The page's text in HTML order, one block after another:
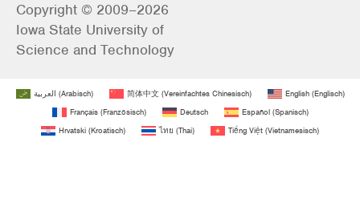
Copyright © 2009–2026
Iowa State University of
Science and Technology
العربية (Arabisch) 简体中文(Vereinfachtes Chinesisch) English(Englisch)
Français(Französisch) Deutsch Español(Spanisch)
Hrvatski (Kroatisch) ไทย (Thai) Tiếng Việt (Vietnamesisch)